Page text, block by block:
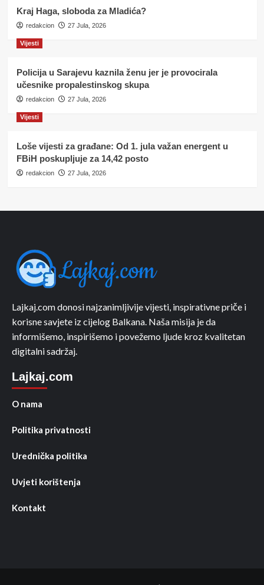
Kraj Haga, sloboda za Mladića?
redakcion 27 Jula, 2026
Vijesti
Policija u Sarajevu kaznila ženu jer je provocirala
učesnike propalestinskog skupa
redakcion 27 Jula, 2026
Vijesti
Loše vijesti za građane: Od 1. jula važan energent u
FBiH poskupljuje za 14,42 posto
redakcion 27 Jula, 2026
Lajkaj.com donosi najzanimljivije vijesti, inspirativne priče i
korisne savjete iz cijelog Balkana. Naša misija je da
informišemo, inspirišemo i povežemo ljude kroz kvalitetan
digitalni sadržaj.
Lajkaj.com
O nama
Politika privatnosti
Urednička politika
Uvjeti korištenja
Kontakt